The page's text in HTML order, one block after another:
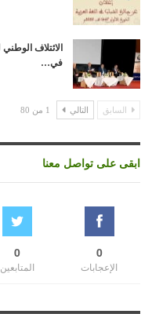
الائتلاف الوطني
في…
السابق التالي 1 من 80
ابقى على تواصل معنا
0
الإعجابات
0
المتابعين